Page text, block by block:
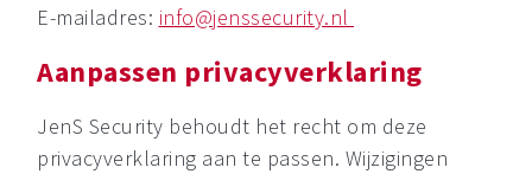
E-mailadres: info@jenssecurity.nl
Aanpassen privacyverklaring
JenS Security behoudt het recht om deze
privacyverklaring aan te passen. Wijzigingen